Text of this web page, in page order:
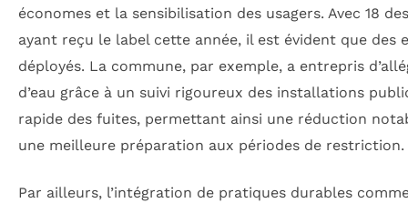
économes et la sensibilisation des usagers. Avec 18
ayant reçu le label cette année, il est évident que
déployés. La commune, par exemple, a entrepris
d’eau grâce à un suivi rigoureux des installations
rapide des fuites, permettant ainsi une réduction
une meilleure préparation aux périodes de restriction.
Par ailleurs, l’intégration de pratiques durables